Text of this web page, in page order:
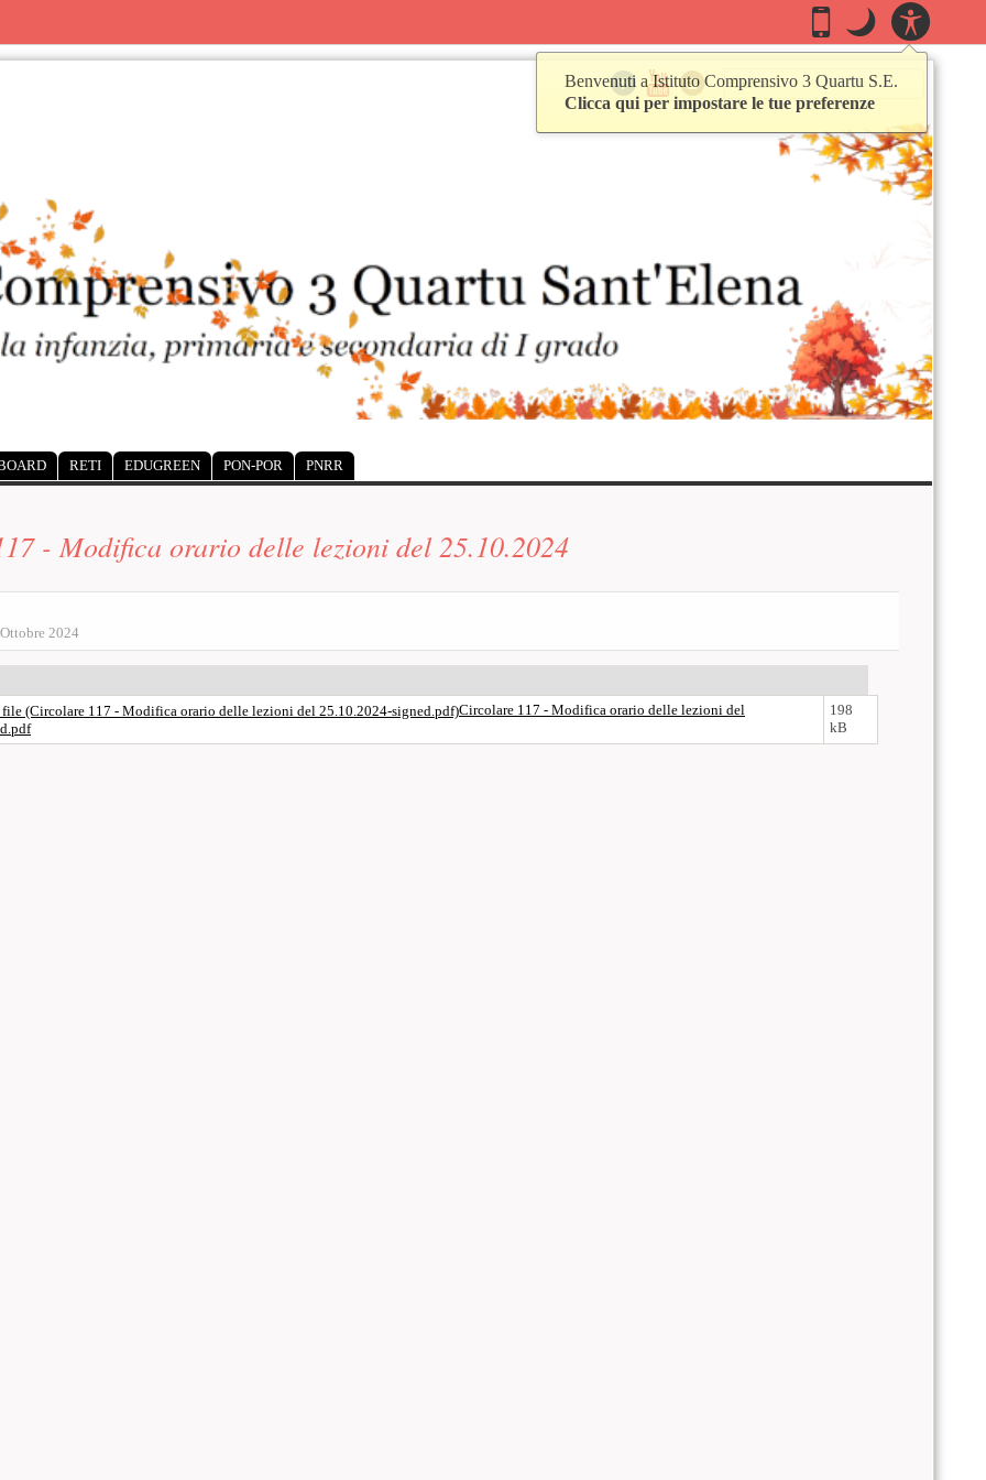
Casella
Mobile
Passa alla modalità
Modo
Modo notte:
Benvenuti a Istituto Comprensivo 3 Quartu S.E.
Clicca qui per impostare le tue preferenze
Seguici
Istituto Comprensivo 3 Quartu
Istituto Comprensivo 3 Quartu
Istituto Comprensivo 3
Ricerca
Cerca...
RETI EDUGREEN PON-POR PNRR
- Modifica orario delle lezioni del 25.10.2024
2024
Circolare 117 - Modifica orario delle lezioni del
198
kB